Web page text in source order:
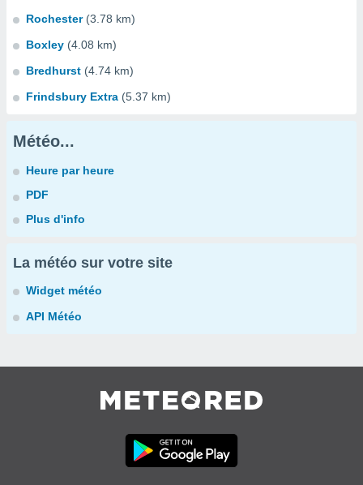
Rochester (3.78 km)
Boxley (4.08 km)
Bredhurst (4.74 km)
Frindsbury Extra (5.37 km)
Météo...
Heure par heure
PDF
Plus d'info
La météo sur votre site
Widget météo
API Météo